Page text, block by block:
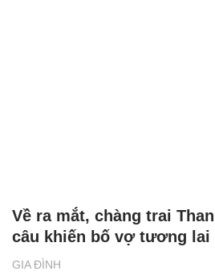
GIA ĐÌNH
Về ra mắt, chàng trai
câu khiến bố vợ tương lai